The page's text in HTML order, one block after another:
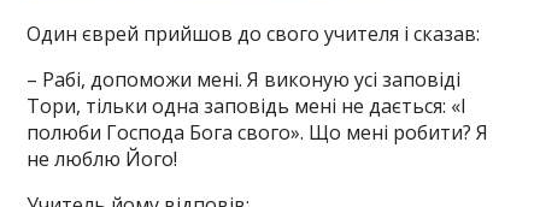
Один єврей прийшов до свого учителя і сказав:
– Рабі, допоможи мені. Я виконую усі заповіді
Тори, тільки одна заповідь мені не дається: «І
полюби Господа Бога свого». Що мені робити? Я
не люблю Його!